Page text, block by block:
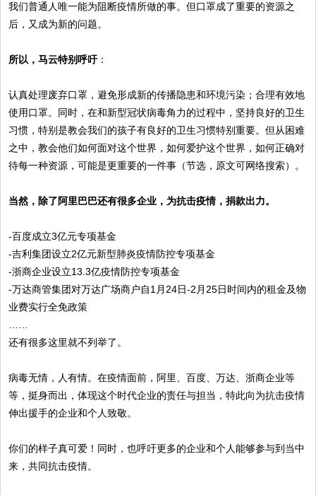
我们普通人唯一能为阻断疫情所做的事。但口罩成了重要的资源之
后，又成为新的问题。
所以，马云特别呼吁 ：
认真处理废弃口罩，避免形成新的传播隐患和环境污染；合理有效地
使用口罩。同时，在和新型冠状病毒角力的过程中，坚持良好的卫生
习惯，特别是教会我们的孩子有良好的卫生习惯特别重要。但从困难
之中，教会他们如何面对这个世界，如何爱护这个世界，如何正确对
待每一种资源，可能是更重要的一件事（节选，原文可网络搜索）。
当然，除了阿里巴巴还有很多企业，为抗击疫情，捐款出力。
-百度成立3亿元专项基金
-吉利集团设立2亿元新型肺炎疫情防控专项基金
-浙商企业设立13.3亿疫情防控专项基金
-万达商管集团对万达广场商户自1月24日-2月25日时间内的租金及物
业费实行全免政策
还有很多这里就不列举了。
病毒无情，人有情。在疫情面前，阿里、百度、万达、浙商企业等
等，挺身而出，体现这个时代企业的责任与担当，特此向为抗击疫情
伸出援手的企业和个人致敬。
你们的样子真可爱！同时，也呼吁更多的企业和个人能够参与到当中
来，共同抗击疫情。